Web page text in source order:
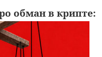
обман в крипте: